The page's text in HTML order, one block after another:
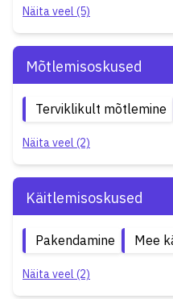
Näita veel (5)
Mõtlemisoskused
Terviklikult mõtlemine
Näita veel (2)
Käitlemisoskused
Pakendamine Mee
Näita veel (2)